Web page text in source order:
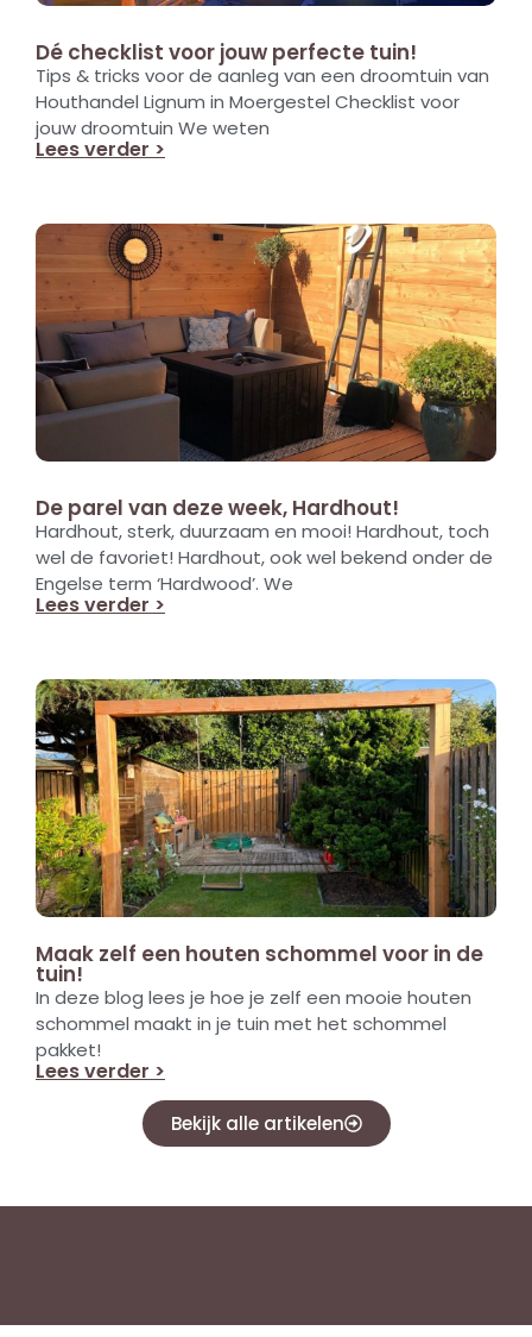
Dé checklist voor jouw perfecte tuin!
Tips & tricks voor de aanleg van een droomtuin van
Houthandel Lignum in Moergestel Checklist voor
jouw droomtuin We weten
Lees verder >
De parel van deze week, Hardhout!
Hardhout, sterk, duurzaam en mooi! Hardhout, toch
wel de favoriet! Hardhout, ook wel bekend onder de
Engelse term ‘Hardwood’. We
Lees verder >
Maak zelf een houten schommel voor in de
tuin!
In deze blog lees je hoe je zelf een mooie houten
schommel maakt in je tuin met het schommel
pakket!
Lees verder >
Bekijk alle artikelen